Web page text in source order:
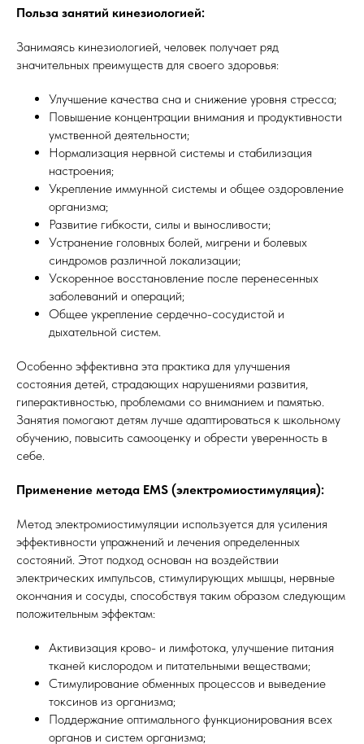
Польза занятий кинезиологией:
Занимаясь кинезиологией, человек получает ряд
значительных преимуществ для своего здоровья:
Улучшение качества сна и снижение уровня стресса;
Повышение концентрации внимания и продуктивности
умственной деятельности;
Нормализация нервной системы и стабилизация
настроения;
Укрепление иммунной системы и общее оздоровление
организма;
Развитие гибкости, силы и выносливости;
Устранение головных болей, мигрени и болевых
синдромов различной локализации;
Ускоренное восстановление после перенесенных
заболеваний и операций;
Общее укрепление сердечно-сосудистой и
дыхательной систем.
Особенно эффективна эта практика для улучшения
состояния детей, страдающих нарушениями развития,
гиперактивностью, проблемами со вниманием и памятью.
Занятия помогают детям лучше адаптироваться к школьному
обучению, повысить самооценку и обрести уверенность в
себе.
Применение метода EMS (электромиостимуляция):
Метод электромиостимуляции используется для усиления
эффективности упражнений и лечения определенных
состояний. Этот подход основан на воздействии
электрических импульсов, стимулирующих мышцы, нервные
окончания и сосуды, способствуя таким образом следующим
положительным эффектам:
Активизация крово- и лимфотока, улучшение питания
тканей кислородом и питательными веществами;
Стимулирование обменных процессов и выведение
токсинов из организма;
Поддержание оптимального функционирования всех
органов и систем организма;